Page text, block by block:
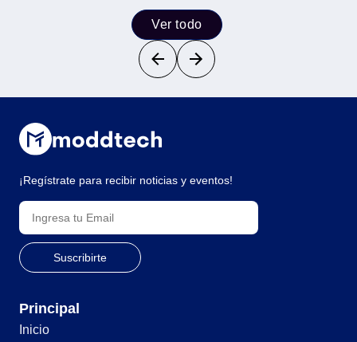
Ver todo
¡Regístrate para recibir noticias y eventos!
Principal
Inicio